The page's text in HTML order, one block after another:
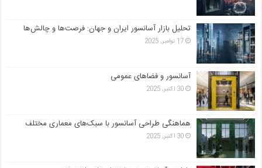
تحلیل بازار آسانسور ایران و جهان: فرصت‌ها و چالش‌ها
17 نوامبر, 2025
آسانسور و فضاهای عمومی
30 اکتبر, 2025
هماهنگی طراحی آسانسور با سبک‌های معماری مختلف
30 اکتبر, 2025